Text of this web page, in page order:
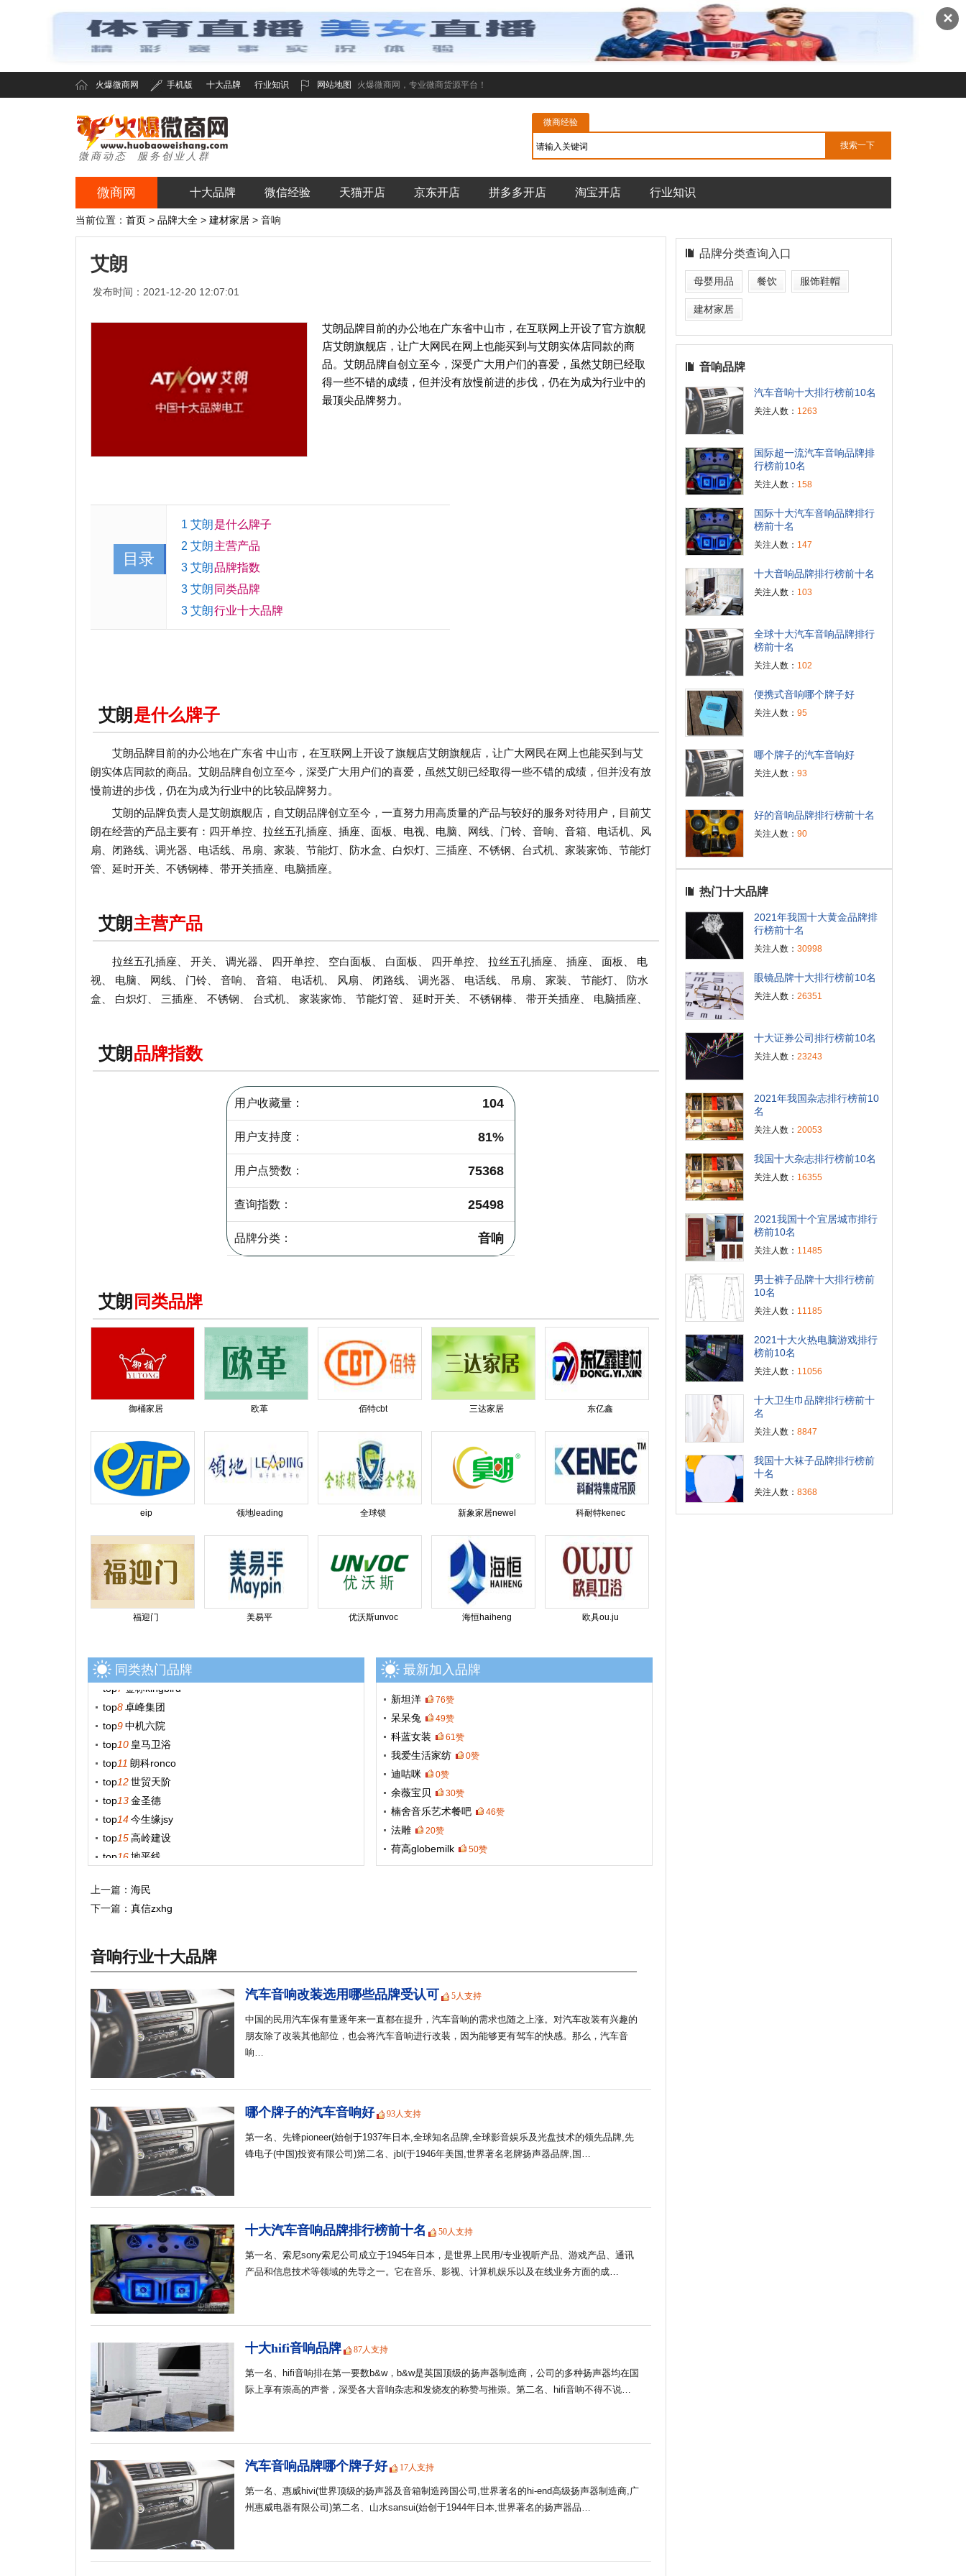
✕
火爆微商网 手机版 十大品牌 行业知识 网站地图 火爆微商网，专业微商货源平台！
火爆微商网
微商动态 服务创业人群
微商经验
微商网 十大品牌 微信经验 天猫开店 京东开店 拼多多开店 淘宝开店 行业知识
当前位置： 首页> 品牌大全> 建材家居> 音响
艾朗
发布时间：2021-12-20 12:07:01
艾朗品牌目前的办公地在广东省中山市，在互联网上开设了官方旗舰
店艾朗旗舰店，让广大网民在网上也能买到与艾朗实体店同款的商
品。艾朗品牌自创立至今，深受广大用户们的喜爱，虽然艾朗已经取
得一些不错的成绩，但并没有放慢前进的步伐，仍在为成为行业中的
最顶尖品牌努力。
目录
1 艾朗是什么牌子
2 艾朗主营产品
3 艾朗品牌指数
3 艾朗 同类品牌
3 艾朗行业十大品牌
艾朗 是什么牌子
艾朗品牌目前的办公地在广东省 中山市，在互联网上开设了旗舰店艾朗旗舰店，让广大网民在网上也能买到与艾
朗实体店同款的商品。艾朗品牌自创立至今，深受广大用户们的喜爱，虽然艾朗已经取得一些不错的成绩，但并没有放
慢前进的步伐，仍在为成为行业中的比较品牌努力。
艾朗的品牌负责人是艾朗旗舰店，自艾朗品牌创立至今，一直努力用高质量的产品与较好的服务对待用户，目前艾
朗在经营的产品主要有：四开单控、拉丝五孔插座、插座、面板、电视、电脑、网线、门铃、音响、音箱、电话机、风
扇、闭路线、调光器、电话线、吊扇、家装、节能灯、防水盒、白炽灯、三插座、不锈钢、台式机、家装家饰、节能灯
管、延时开关、不锈钢棒、带开关插座、电脑插座。
艾朗主营产品
拉丝五孔插座、 开关、 调光器、 四开单控、 空白面板、 白面板、 四开单控、 拉丝五孔插座、 插座、 面板、 电
视、 电脑、 网线、 门铃、 音响、 音箱、 电话机、 风扇、 闭路线、 调光器、 电话线、 吊扇、 家装、 节能灯、 防水
盒、 白炽灯、 三插座、 不锈钢、 台式机、 家装家饰、 节能灯管、 延时开关、 不锈钢棒、 带开关插座、 电脑插座、
艾朗 品牌指数
用户收藏量： 104
用户支持度： 81%
用户点赞数： 75368
查询指数： 25498
品牌分类： 音响
艾朗 同类品牌
御桶家居 欧革 佰特cbt 三达家居 东亿鑫
eip 领地leading 全球锁 新象家居newel 科耐特kenec
福迎门 美易平 优沃斯unvoc 海恒haiheng 欧具ou.ju
同类热门品牌
中机六院
top25艾朗
top1
鼎丰木业
top2安可达
艺帮建材yibang
top4安达anda
top7金标kingbird
top8卓峰集团
top 9 中机六院
top 10皇马卫浴
top
11 朗科ronco
top
12 世贸天阶
top
13 金圣德
top
14 今生缘jsy
top
15 高岭建设
top
16 地平线
top
17 龙特
top19 leoni莱尼
top20 盛德罗宝roba
top23 三杰lysanjie
top
25艾朗
top1
鼎丰木业
top2
安可达
艺帮建材yibang
top4安达anda
top6中美达
top
金标kingbird
top8
卓峰集团
中机六院
25 艾朗
top1鼎丰木业
top2安可达
top
艺帮建材yibang
top4安达anda
top5西科coko
top 6中美达
最新加入品牌
古堡公主gubaoprincess 0赞
伯克维尼 41赞
纳斯尔丁 91赞
rgcn 80赞
新坦洋 76赞
呆呆兔 49赞
科蓝女装 61赞
我爱生活家纺
迪咕咪 0赞
余薇宝贝 30赞
楠舍音乐艺术餐吧
法雕 20赞
荷高globemilk
安迪丝内衣 69赞
乐往 90赞
白燕 47赞
古堡公主gubaoprincess 0赞
歌力菲恩gerryfeehan
rgcn 80赞
新坦洋 76赞
我爱生活家纺 0赞
上一篇： 海民
下一篇： 真信zxhg
音响行业十大品牌
汽车音响改装选用哪些品牌受认可 5人支持
中国的民用汽车保有量逐年来一直都在提升，汽车音响的需求也随之上涨。对汽车改装有兴趣的
朋友除了改装其他部位，也会将汽车音响进行改装，因为能够更有驾车的快感。那么，汽车音
响…
哪个牌子的汽车音响好 93人支持
第一名、先锋pioneer(始创于1937年日本,全球知名品牌,全球影音娱乐及光盘技术的领先品牌,先
锋电子(中国)投资有限公司)第二名、jbl(于1946年美国,世界著名老牌扬声器品牌,国…
十大汽车音响品牌排行榜前十名 50人支持
第一名、索尼sony索尼公司成立于1945年日本，是世界上民用/专业视听产品、游戏产品、通讯
产品和信息技术等领域的先导之一。它在音乐、影视、计算机娱乐以及在线业务方面的成…
十大hifi音响品牌 87人支持
第一名、hifi音响排在第一要数b&w，b&w是英国顶级的扬声器制造商，公司的多种扬声器均在国
际上享有崇高的声誉，深受各大音响杂志和发烧友的称赞与推崇。第二名、hifi音响不得不说…
汽车音响品牌哪个牌子好 17人支持
第一名、惠威hivi(世界顶级的扬声器及音箱制造跨国公司,世界著名的hi-end高级扬声器制造商,广
州惠威电器有限公司)第二名、山水sansui(始创于1944年日本,世界著名的扬声器品…
品牌分类查询入口
母婴用品 餐饮 服饰鞋帽
建材家居
音响品牌
汽车音响十大排行榜前10名
关注人数： 1263
国际超一流汽车音响品牌排
行榜前10名
关注人数： 158
国际十大汽车音响品牌排行
榜前十名
关注人数： 147
十大音响品牌排行榜前十名
关注人数： 103
全球十大汽车音响品牌排行
榜前十名
关注人数： 102
便携式音响哪个牌子好
关注人数： 95
哪个牌子的汽车音响好
关注人数： 93
好的音响品牌排行榜前十名
关注人数： 90
热门十大品牌
2021年我国十大黄金品牌排
行榜前十名
关注人数： 30998
眼镜品牌十大排行榜前10名
关注人数： 26351
十大证券公司排行榜前10名
关注人数： 23243
2021年我国杂志排行榜前10
名
关注人数： 20053
我国十大杂志排行榜前10名
关注人数： 16355
2021我国十个宜居城市排行
榜前10名
关注人数： 11485
男士裤子品牌十大排行榜前
10名
关注人数： 11185
2021十大火热电脑游戏排行
榜前10名
关注人数： 11056
十大卫生巾品牌排行榜前十
名
关注人数： 8847
我国十大袜子品牌排行榜前
十名
关注人数： 8368